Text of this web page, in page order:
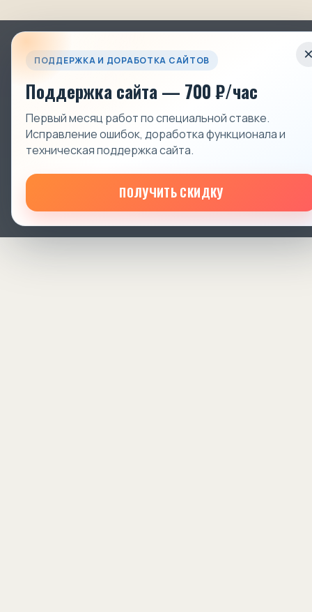
ПОДДЕРЖКА И ДОРАБОТКА САЙТОВ
Поддержка сайта — 700 ₽/час
Первый месяц работ по специальной ставке.
Исправление ошибок, доработка функционала и
техническая поддержка сайта.
ПОЛУЧИТЬ СКИДКУ